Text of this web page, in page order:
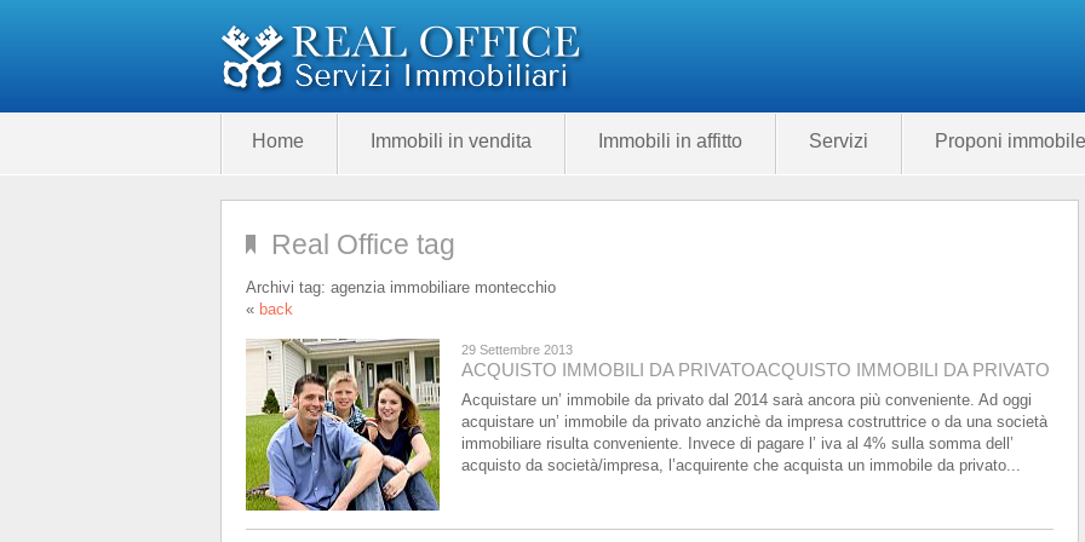
Home Immobili in vendita Immobili in affitto Servizi Proponi immobile
Real Office tag
Archivi tag: agenzia immobiliare montecchio
« back
29 Settembre 2013
ACQUISTO IMMOBILI DA PRIVATOACQUISTO IMMOBILI DA PRIVATO
Acquistare un’ immobile da privato dal 2014 sarà ancora più conveniente. Ad oggi
acquistare un’ immobile da privato anzichè da impresa costruttrice o da una società
immobiliare risulta conveniente. Invece di pagare l’ iva al 4% sulla somma dell’
acquisto da società/impresa, l’acquirente che acquista un immobile da privato...
Categoria